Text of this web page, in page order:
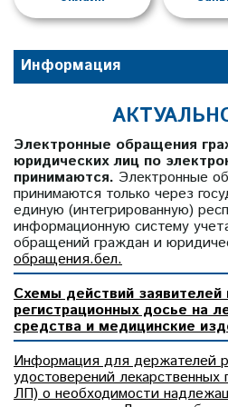
Информация
Электронные обращения
юридических лиц по
принимаются. Электронные
принимаются только через
единую (интегрированную)
информационную систему
обращений граждан и
обращения.бел.
Схемы действий заявителей
регистрационных досье на
средства и медицинские
Информация для держателей
удостоверений
ЛП) о необходимости